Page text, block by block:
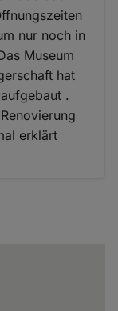
nur noch in
Museum
hat
.
erklärt